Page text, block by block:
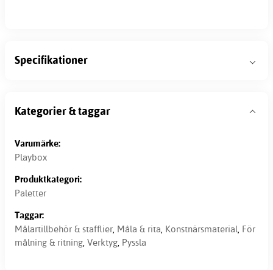
Specifikationer
Kategorier & taggar
Varumärke:
Playbox
Produktkategori:
Paletter
Taggar:
Målartillbehör & stafflier, Måla & rita, Konstnärsmaterial, För
målning & ritning, Verktyg, Pyssla